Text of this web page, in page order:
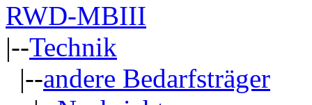
RWD-MBIII
|--Technik
|--andere Bedarfsträger